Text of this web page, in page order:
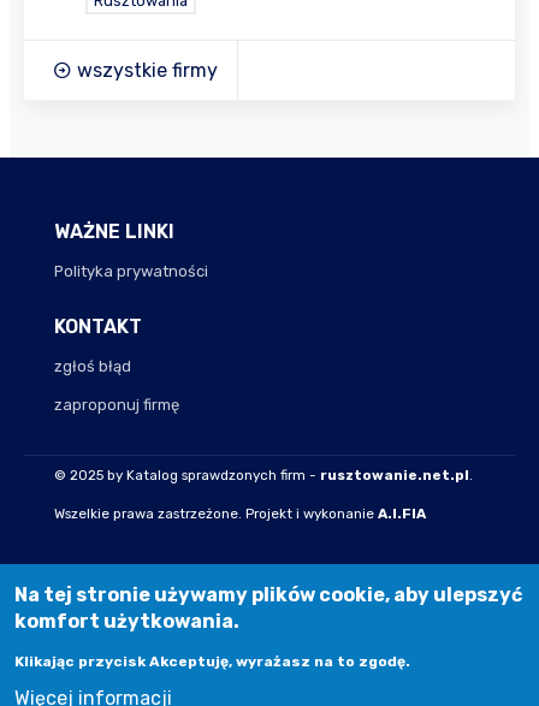
wszystkie firmy
WAŻNE LINKI
Polityka prywatności
KONTAKT
zgłoś błąd
zaproponuj firmę
© 2025 by Katalog sprawdzonych firm - rusztowanie.net.pl.
Wszelkie prawa zastrzeżone. Projekt i wykonanie A.I.FIA
Na tej stronie używamy plików cookie, aby ulepszyć
komfort użytkowania.
Klikając przycisk Akceptuję, wyrażasz na to zgodę.
Więcej informacji